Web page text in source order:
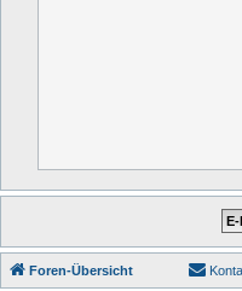
Foren-Übersicht